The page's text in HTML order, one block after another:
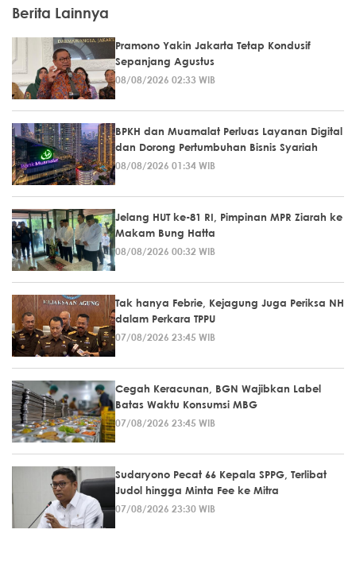
Berita Lainnya
Pramono Yakin Jakarta Tetap Kondusif
Sepanjang Agustus
08/08/2026 02:33 WIB
BPKH dan Muamalat Perluas Layanan Digital
dan Dorong Pertumbuhan Bisnis Syariah
08/08/2026 01:34 WIB
Jelang HUT ke-81 RI, Pimpinan MPR Ziarah ke
Makam Bung Hatta
08/08/2026 00:32 WIB
Tak hanya Febrie, Kejagung Juga Periksa NH
dalam Perkara TPPU
07/08/2026 23:45 WIB
Cegah Keracunan, BGN Wajibkan Label
Batas Waktu Konsumsi MBG
07/08/2026 23:45 WIB
Sudaryono Pecat 66 Kepala SPPG, Terlibat
Judol hingga Minta Fee ke Mitra
07/08/2026 23:30 WIB